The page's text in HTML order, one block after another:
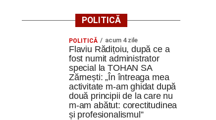
POLITICĂ
POLITICĂ acum 4 zile
Flaviu Rădițoiu, după ce a
fost numit administrator
special la TOHAN SA
Zărnești: „În întreaga mea
activitate m-am ghidat după
două principii de la care nu
m-am abătut: corectitudinea
și profesionalismul”